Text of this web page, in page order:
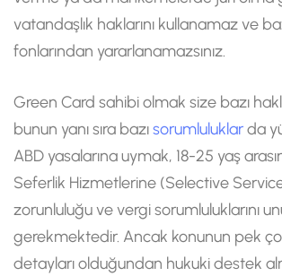
vatandaşlık haklarını kullanamaz ve
fonlarından yararlanamazsınız.
Green Card sahibi olmak size bazı
bunun yanı sıra bazısorumluluklarda
ABD yasalarına uymak, 18-25 yaş
Seferlik Hizmetlerine (Selective
zorunluluğu ve vergi sorumluluklarını
gerekmektedir. Ancak konunun pek
detayları olduğundan hukuki destek